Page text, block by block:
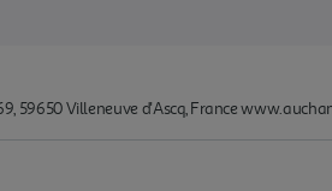
59650 Villeneuve d'Ascq, France